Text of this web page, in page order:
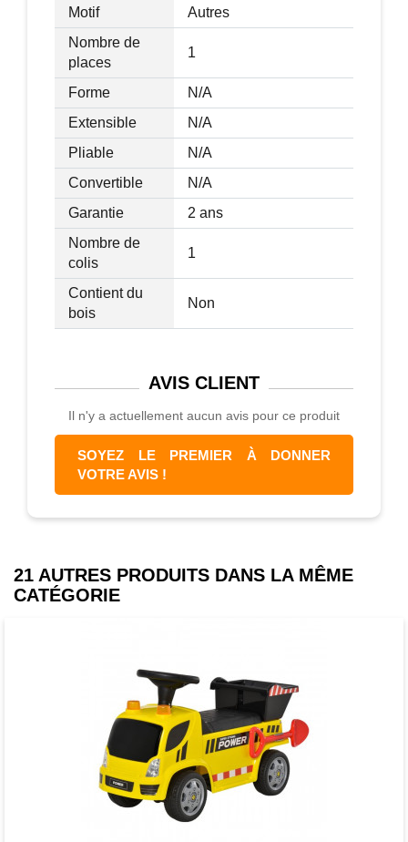
Motif
Autres
Nombre de
places
1
Forme
N/A
Extensible
N/A
Pliable
N/A
Convertible
N/A
Garantie
2 ans
Nombre de
colis
1
Contient du
bois
Non
AVIS CLIENT
Il n'y a actuellement aucun avis pour ce produit
SOYEZ LE PREMIER À DONNER
VOTRE AVIS !
21 AUTRES PRODUITS DANS LA MÊME
CATÉGORIE